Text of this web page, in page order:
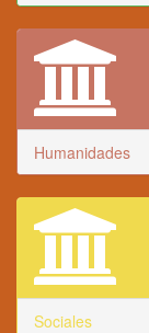
Humanidades
Sociales